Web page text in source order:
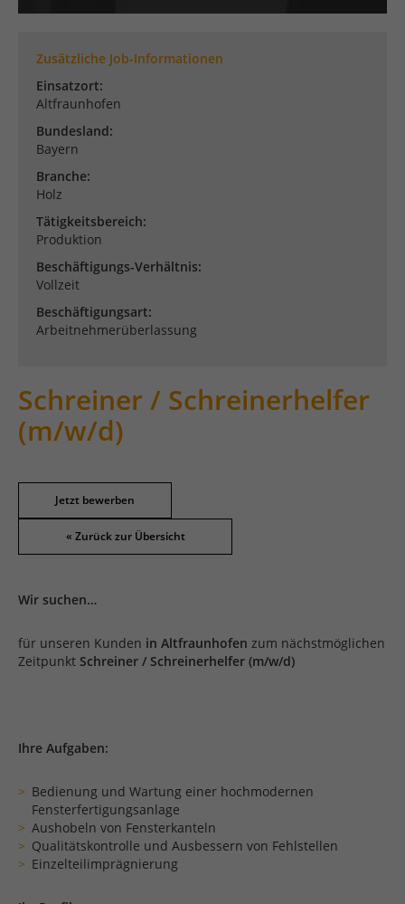
Zusätzliche Job-Informationen
Einsatzort:
Altfraunhofen
Bundesland:
Bayern
Branche:
Holz
Tätigkeitsbereich:
Produktion
Beschäftigungs-Verhältnis:
Vollzeit
Beschäftigungsart:
Arbeitnehmerüberlassung
Schreiner / Schreinerhelfer
(m/w/d)
Jetzt bewerben
Wir suchen…
für unseren Kunden in Altfraunhofen zum nächstmöglichen
Zeitpunkt Schreiner / Schreinerhelfer (m/w/d)
Ihre Aufgaben:
Bedienung und Wartung einer hochmodernen
Fensterfertigungsanlage
Aushobeln von Fensterkanteln
Qualitätskontrolle und Ausbessern von Fehlstellen
Einzelteilimprägnierung
Marketing Cookies (1)
Marketing-Cookies werden von Drittanbietern oder
Publishern verwendet, um personalisierte Werbung
Websites hinweg verfolgen.